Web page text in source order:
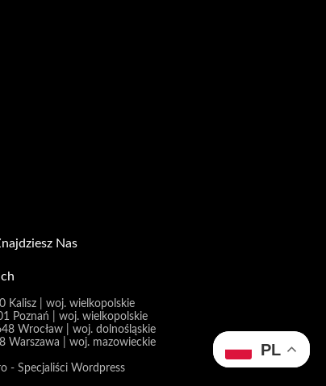
Nas
Kalisz | woj. wielkopolskie
Poznań | woj. wielkopolskie
Wrocław | woj. dolnośląskie
Warszawa | woj. mazowieckie
- Specjaliści Wordpress
PL